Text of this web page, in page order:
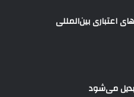
اعتباری بین‌المللی
می‌شود